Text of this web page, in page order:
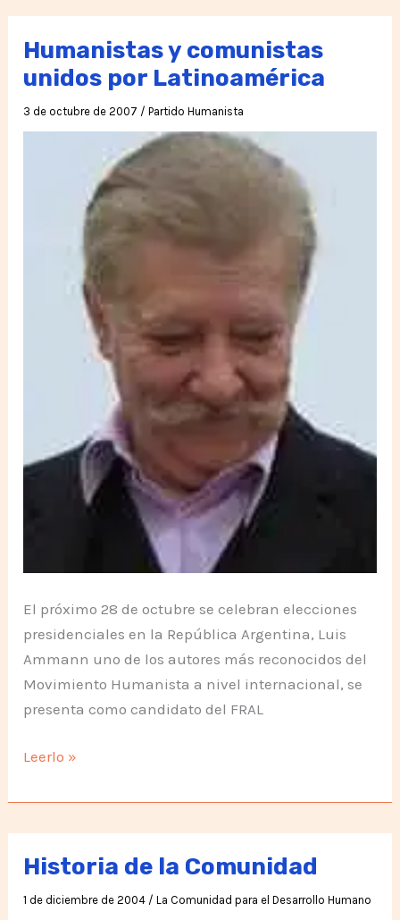
Internacional
de
la
Noviolencia
Humanistas y comunistas
unidos por Latinoamérica
3 de octubre de 2007 /Partido Humanista
El próximo 28 de octubre se celebran elecciones
presidenciales en la República Argentina, Luis
Ammann uno de los autores más reconocidos del
Movimiento Humanista a nivel internacional, se
presenta como candidato del FRAL
Humanistas
comunistas
unidos
por
Leerlo »
Historia de la Comunidad
1 de diciembre de 2004 /La Comunidad para el Desarrollo Humano